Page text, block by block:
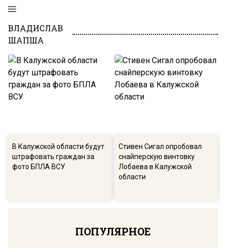
ВЛАДИСЛАВ
ШАПША
В Калужской области будут
штрафовать граждан за
фото БПЛА ВСУ
Стивен Сигал опробовал
снайперскую винтовку
Лобаева в Калужской
области
ПОПУЛЯРНОЕ